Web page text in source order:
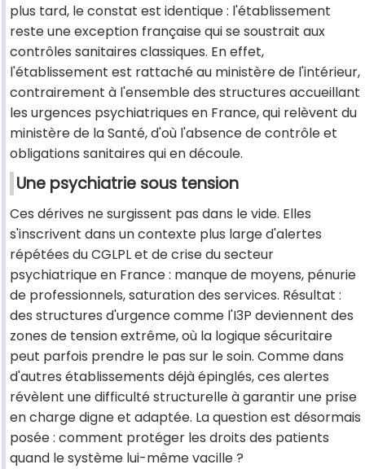
plus tard, le constat est identique : l'établissement
reste une exception française qui se soustrait aux
contrôles sanitaires classiques. En effet,
l'établissement est rattaché au ministère de l'intérieur,
contrairement à l'ensemble des structures accueillant
les urgences psychiatriques en France, qui relèvent du
ministère de la Santé, d'où l'absence de contrôle et
obligations sanitaires qui en découle.
Une psychiatrie sous tension
Ces dérives ne surgissent pas dans le vide. Elles
s'inscrivent dans un contexte plus large d'alertes
répétées du CGLPL et de crise du secteur
psychiatrique en France : manque de moyens, pénurie
de professionnels, saturation des services. Résultat :
des structures d'urgence comme l'I3P deviennent des
zones de tension extrême, où la logique sécuritaire
peut parfois prendre le pas sur le soin. Comme dans
d'autres établissements déjà épinglés, ces alertes
révèlent une difficulté structurelle à garantir une prise
en charge digne et adaptée. La question est désormais
posée : comment protéger les droits des patients
quand le système lui-même vacille ?